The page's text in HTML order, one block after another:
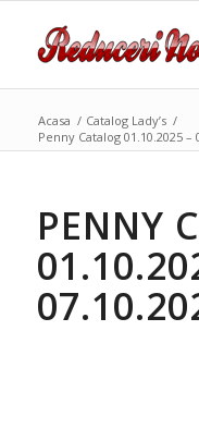
Acasa / Catalog Lady’s /
Penny Catalog 01.10.2025 –
PENNY